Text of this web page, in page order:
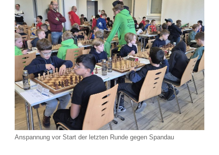
Anspannung vor Start der letzten Runde gegen Spandau